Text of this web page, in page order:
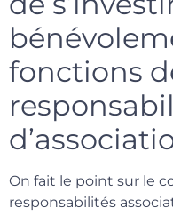
fonctions
On fait le point sur le
responsabilités